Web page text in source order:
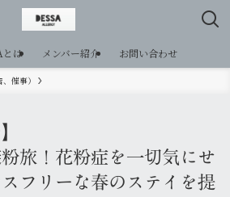
とは メンバー紹介 お問い合わせ
催事）
旅！花粉症を一切気にせ
フリーな春のステイを提